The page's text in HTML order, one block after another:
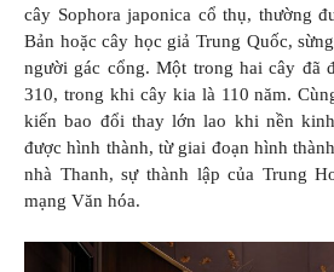
cây Sophora japonica cổ thụ, thường
Bản hoặc cây học giả Trung Quốc,
người gác cổng. Một trong hai cây đã
310, trong khi cây kia là 110 năm.
kiến bao đổi thay lớn lao khi nền
được hình thành, từ giai đoạn hình
nhà Thanh, sự thành lập của Trung
mạng Văn hóa.